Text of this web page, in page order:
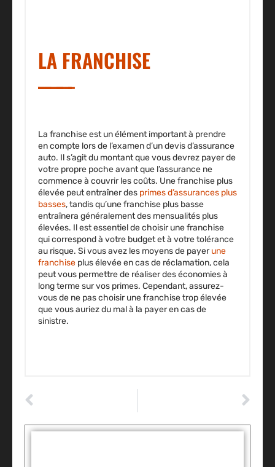
LA FRANCHISE
La franchise est un élément important à prendre
en compte lors de l’examen d’un devis d’assurance
auto. Il s’agit du montant que vous devrez payer de
votre propre poche avant que l’assurance ne
commence à couvrir les coûts. Une franchise plus
élevée peut entraîner des primes d’assurances plus
basses, tandis qu’une franchise plus basse
entraînera généralement des mensualités plus
élevées. Il est essentiel de choisir une franchise
qui correspond à votre budget et à votre tolérance
au risque. Si vous avez les moyens de payerune
franchise plus élevée en cas de réclamation, cela
peut vous permettre de réaliser des économies à
long terme sur vos primes. Cependant, assurez-
vous de ne pas choisir une franchise trop élevée
que vous auriez du mal à la payer en cas de
sinistre.